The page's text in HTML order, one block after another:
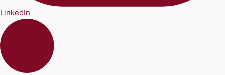
LinkedIn